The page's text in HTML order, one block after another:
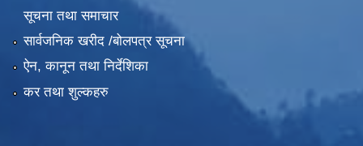
सूचना तथा समाचार
सार्वजनिक खरीद /बोलपत्र सूचना
ऐन, कानून तथा निर्देशिका
कर तथा शुल्कहरु